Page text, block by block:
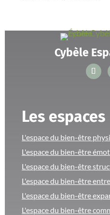
Cybèle
Les espaces
L'espace du bien-être
L'espace du bien-être
L'espace du bien-être
L'espace du bien-être
L'espace du bien-être
L'espace du bien-être